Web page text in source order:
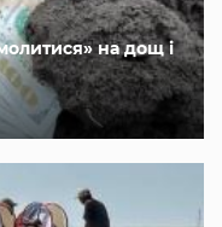
на дощ і